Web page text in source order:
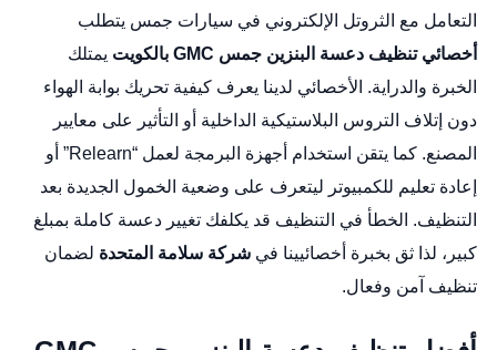
التعامل مع الثروتل الإلكتروني في سيارات جمس يتطلب
أخصائي تنظيف دعسة البنزين جمس GMC بالكويت
يمتلك
الخبرة والدراية. الأخصائي لدينا يعرف كيفية تحريك بوابة الهواء
دون إتلاف التروس البلاستيكية الداخلية أو التأثير على معايير
المصنع. كما يتقن استخدام أجهزة البرمجة لعمل “Relearn” أو
إعادة تعليم للكمبيوتر ليتعرف على وضعية الخمول الجديدة بعد
التنظيف. الخطأ في التنظيف قد يكلفك تغيير دعسة كاملة بمبلغ
كبير، لذا ثق بخبرة أخصائيينا في شركة سلامة المتحدة لضمان
تنظيف آمن وفعال.